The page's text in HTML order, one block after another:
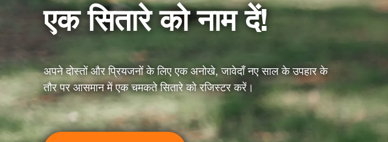
एक सितारे को नाम दें!
अपने दोस्तों और प्रियजनों के लिए एक अनोखे, जावेदाँ नए साल के उपहार के
तौर पर आसमान में एक चमकते सितारे को रजिस्टर करें।